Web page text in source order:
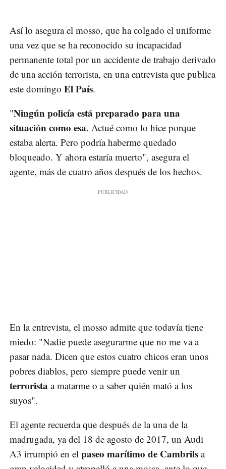
Así lo asegura el mosso, que ha colgado el uniforme
una vez que se ha reconocido su incapacidad
permanente total por un accidente de trabajo derivado
de una acción terrorista, en una entrevista que publica
este domingo El País.
"Ningún policía está preparado para una
situación como esa. Actué como lo hice porque
estaba alerta. Pero podría haberme quedado
bloqueado. Y ahora estaría muerto", asegura el
agente, más de cuatro años después de los hechos.
En la entrevista, el mosso admite que todavía tiene
miedo: "Nadie puede asegurarme que no me va a
pasar nada. Dicen que estos cuatro chicos eran unos
pobres diablos, pero siempre puede venir un
terrorista a matarme o a saber quién mató a los
suyos".
El agente recuerda que después de la una de la
madrugada, ya del 18 de agosto de 2017, un Audi
A3 irrumpió en el paseo marítimo de Cambrils a